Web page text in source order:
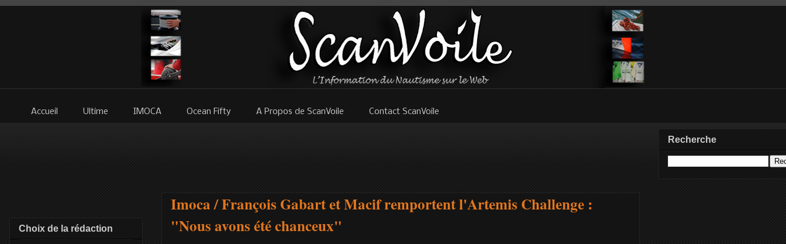
Accueil Ultime IMOCA Ocean Fifty A Propos de ScanVoile Contact ScanVoile
Imoca / François Gabart et Macif remportent l'Artemis Challenge :
"Nous avons été chanceux"
Choix de la rédaction
Recherche